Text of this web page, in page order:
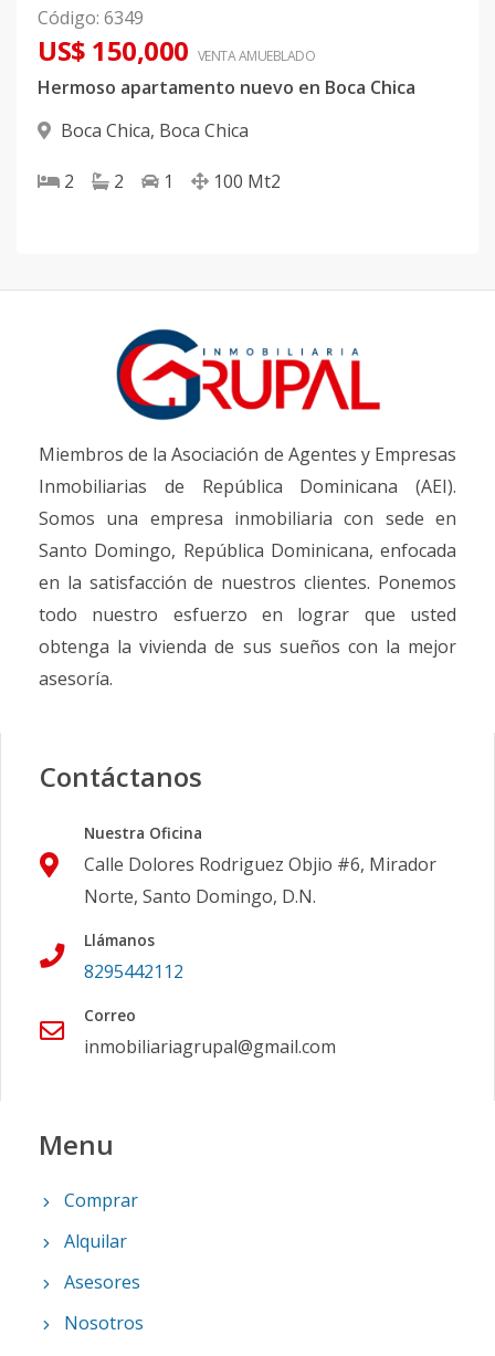
Código: 6349
US$ 150,000 VENTA AMUEBLADO
Hermoso apartamento nuevo en Boca Chica
Boca Chica, Boca Chica
2 2 1 100 Mt2
Miembros de la Asociación de Agentes y Empresas
Inmobiliarias de República Dominicana (AEI).
Somos una empresa inmobiliaria con sede en
Santo Domingo, República Dominicana, enfocada
en la satisfacción de nuestros clientes. Ponemos
todo nuestro esfuerzo en lograr que usted
obtenga la vivienda de sus sueños con la mejor
asesoría.
Contáctanos
Nuestra Oficina
Calle Dolores Rodriguez Objio #6, Mirador
Norte, Santo Domingo, D.N.
Llámanos
8295442112
Correo
inmobiliariagrupal@gmail.com
Menu
Comprar
Alquilar
Asesores
Nosotros